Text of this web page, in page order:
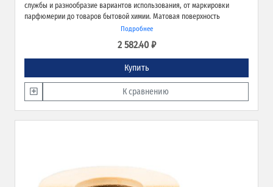
службы и разнообразие вариантов использования, от маркировки
парфюмерии до товаров бытовой химии. Матовая поверхность
обеспечивает превосходное качество печати и широкие возможности
Подробнее
2 582.40 ₽
Купить
К сравнению